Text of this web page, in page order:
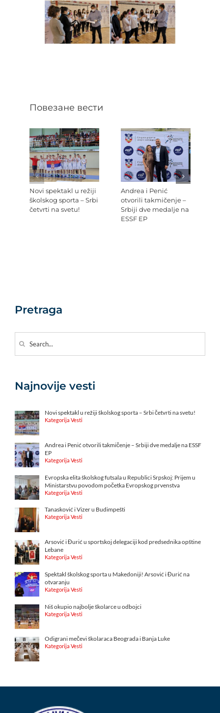
Повезане вести
Novi spektakl u režiji
školskog sporta – Srbi
četvrti na svetu!
Andrea i Penić
otvorili takmičenje –
Srbiji dve medalje na
ESSF EP
Pretraga
for:
Najnovije vesti
Novi spektakl u režiji školskog sporta – Srbi četvrti na svetu!
Kategorija Vesti
Andrea i Penić otvorili takmičenje – Srbiji dve medalje na ESSF
EP
Kategorija Vesti
Evropska elita školskog futsala u Republici Srpskoj: Prijem u
Ministarstvu povodom početka Evropskog prvenstva
Kategorija Vesti
Tanasković i Vizer u Budimpešti
Kategorija Vesti
Arsović i Đurić u sportskoj delegaciji kod predsednika opštine
Lebane
Kategorija Vesti
Spektakl školskog sporta u Makedoniji! Arsović i Đurić na
otvaranju
Kategorija Vesti
Niš okupio najbolje školarce u odbojci
Kategorija Vesti
Odigrani mečevi školaraca Beograda i Banja Luke
Kategorija Vesti